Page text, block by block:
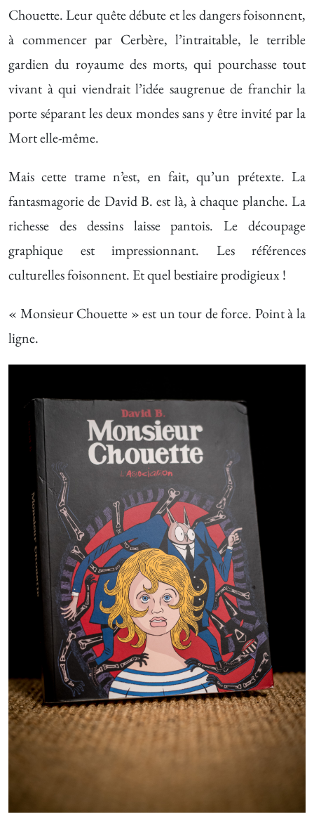
Chouette. Leur quête débute et les dangers foisonnent,
à commencer par Cerbère, l’intraitable, le terrible
gardien du royaume des morts, qui pourchasse tout
vivant à qui viendrait l’idée saugrenue de franchir la
porte séparant les deux mondes sans y être invité par la
Mort elle-même.
Mais cette trame n’est, en fait, qu’un prétexte. La
fantasmagorie de David B. est là, à chaque planche. La
richesse des dessins laisse pantois. Le découpage
graphique est impressionnant. Les références
culturelles foisonnent. Et quel bestiaire prodigieux !
« Monsieur Chouette » est un tour de force. Point à la
ligne.